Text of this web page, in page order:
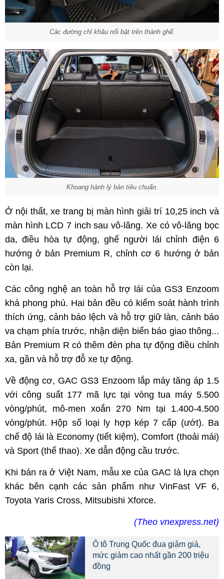
Các đường chỉ khâu nổi bật trên thành ghế.
Khoang hành lý bản tiêu chuẩn.
Ở nội thất, xe trang bị màn hình giải trí 10,25 inch và
màn hình LCD 7 inch sau vô-lăng. Xe có vô-lăng bọc
da, điều hòa tự động, ghế người lái chỉnh điện 6
hướng ở bản Premium R, chỉnh cơ 6 hướng ở bản
còn lại.
Các công nghệ an toàn hỗ trợ lái của GS3 Enzoom
khá phong phú. Hai bản đều có kiểm soát hành trình
thích ứng, cảnh báo lệch và hỗ trợ giữ làn, cảnh báo
va chạm phía trước, nhận diện biển báo giao thông...
Bản Premium R có thêm đèn pha tự động điều chỉnh
xa, gần và hỗ trợ đỗ xe tự động.
Về động cơ, GAC GS3 Enzoom lắp máy tăng áp 1.5
với công suất 177 mã lực tại vòng tua máy 5.500
vòng/phút, mô-men xoắn 270 Nm tại 1.400-4.500
vòng/phút. Hộp số loại ly hợp kép 7 cấp (ướt). Ba
chế độ lái là Economy (tiết kiệm), Comfort (thoải mái)
và Sport (thể thao). Xe dẫn động cầu trước.
Khi bán ra ở Việt Nam, mẫu xe của GAC là lựa chọn
khác bên cạnh các sản phẩm như VinFast VF 6,
Toyota Yaris Cross, Mitsubishi Xforce.
(Theo vnexpress.net)
Ô tô Trung Quốc đua giảm giá,
mức giảm cao nhất gần 200 triệu
đồng